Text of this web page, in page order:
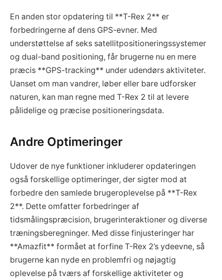
En anden stor opdatering til **T-Rex 2** er
forbedringerne af dens GPS-evner. Med
understøttelse af seks satellitpositioneringssystemer
og dual-band positioning, får brugerne nu en mere
præcis **GPS-tracking** under udendørs aktiviteter.
Uanset om man vandrer, løber eller bare udforsker
naturen, kan man regne med T-Rex 2 til at levere
pålidelige og præcise positioneringsdata.
Andre Optimeringer
Udover de nye funktioner inkluderer opdateringen
også forskellige optimeringer, der sigter mod at
forbedre den samlede brugeroplevelse på **T-Rex
2**. Dette omfatter forbedringer af
tidsmålingspræcision, brugerinteraktioner og diverse
træningsberegninger. Med disse finjusteringer har
**Amazfit** formået at forfine T-Rex 2’s ydeevne, så
brugerne kan nyde en problemfri og nøjagtig
oplevelse på tværs af forskellige aktiviteter og